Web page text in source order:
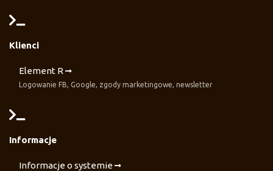
Klienci
Element R
Logowanie FB, Google, zgody marketingowe, newsletter
Informacje
Informacje o systemie